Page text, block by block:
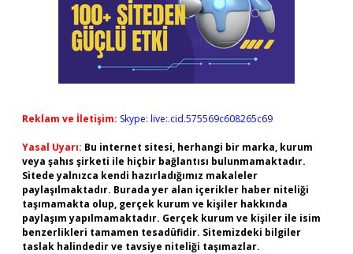
Reklam ve İletişim: Skype: live:.cid.575569c608265c69
Yasal Uyarı: Bu internet sitesi, herhangi bir marka, kurum
veya şahıs şirketi ile hiçbir bağlantısı bulunmamaktadır.
Sitede yalnızca kendi hazırladığımız makaleler
paylaşılmaktadır. Burada yer alan içerikler haber niteliği
taşımamakta olup, gerçek kurum ve kişiler hakkında
paylaşım yapılmamaktadır. Gerçek kurum ve kişiler ile isim
benzerlikleri tamamen tesadüfidir. Sitemizdeki bilgiler
taslak halindedir ve tavsiye niteliği taşımazlar.